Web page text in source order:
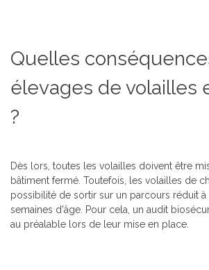
Quelles
élevages de volailles
?
Dès lors, toutes les volailles doivent être
bâtiment fermé. Toutefois, les volailles de
possibilité de sortir sur un parcours réduit à
semaines d'âge. Pour cela, un audit
au préalable lors de leur mise en place.